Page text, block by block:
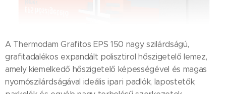
A Thermodam Grafitos EPS 150 nagy szilárdságú,
grafitadalékos expandált polisztirol hőszigetelő lemez,
amely kiemelkedő hőszigetelő képességével és magas
nyomószilárdságával ideális ipari padlók, lapostetők,